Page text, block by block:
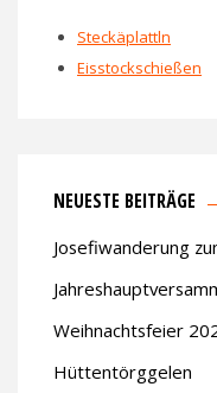
Steckäplattln
Eisstockschießen
NEUESTE BEITRÄGE
Josefiwanderung
Weihnachtsfeier
Hüttentörggelen